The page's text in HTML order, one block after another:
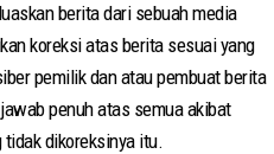
berita dari sebuah media
koreksi atas berita sesuai yang
pemilik dan atau pembuat berita
penuh atas semua akibat
dikoreksinya itu.